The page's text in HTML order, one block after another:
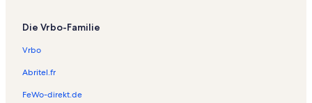
u
g
n
i
n
n
e
n
Die Vrbo-Familie
Vrbo
Abritel.fr
FeWo-direkt.de